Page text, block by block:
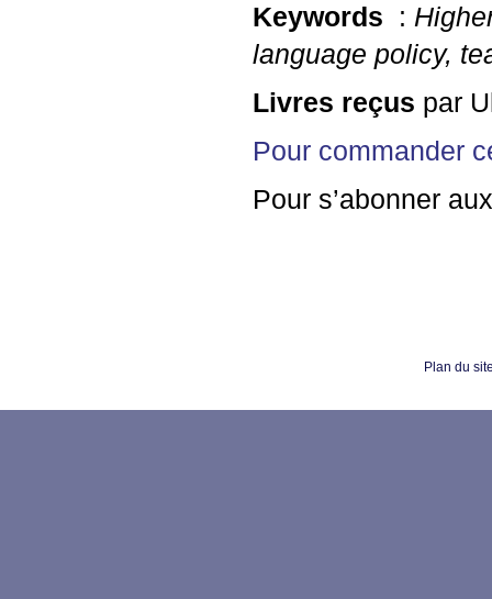
Keywords
:
language policy,
Livres reçus par
Pour commander
Pour s’abonner
Plan du